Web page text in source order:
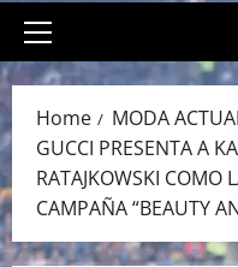
Primary
Menu
Home
MODA
GUCCI PRESENTA A
RATAJKOWSKI COMO
CAMPAÑA “BEAUTY